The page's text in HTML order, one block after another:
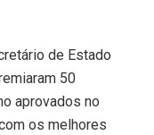
de Estado
50
aprovados no
os melhores